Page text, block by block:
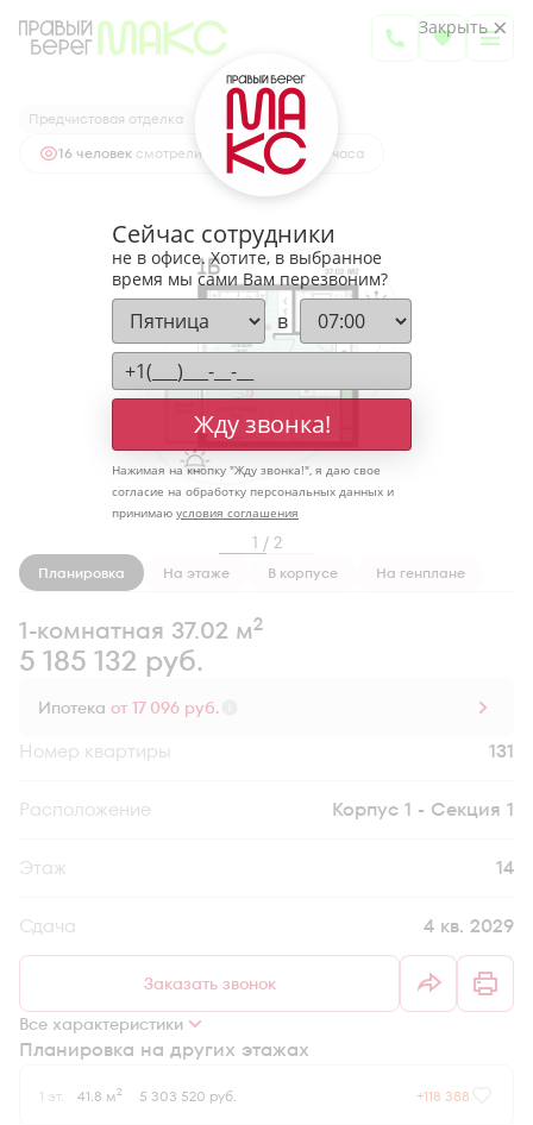
1-комнатная37.02 м2
5 185 132 руб.
Ипотекаот 17 096 руб.
Предчистовая отделка
16 человек смотрели эту квартиру за 24 часа
1 / 2
Планировка На этаже В корпусе На генплане
1-комнатная 37.02 м2
5 185 132 руб.
Ипотека от 17 096 руб.
Номер квартиры 131
Секция Корпус 1 - Секция 1
Этаж 14
Сдача 4 кв. 2029
Заказать звонок
Все характеристики
Планировка на других этажах
1 эт. 41.8 м2 5 303 520 руб. +118 388
Закрыть
Сейчас сотрудники
не в офисе. Хотите, в выбранное
время мы сами Вам перезвоним?
в
Жду звонка!
Нажимая на кнопку "Жду звонка!", я даю свое
согласие на обработку персональных данных и
принимаю условия соглашения